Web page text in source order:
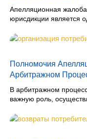
Апелляционная
юрисдикции является
Полномочия
Арбитражном
В арбитражном
важную роль,